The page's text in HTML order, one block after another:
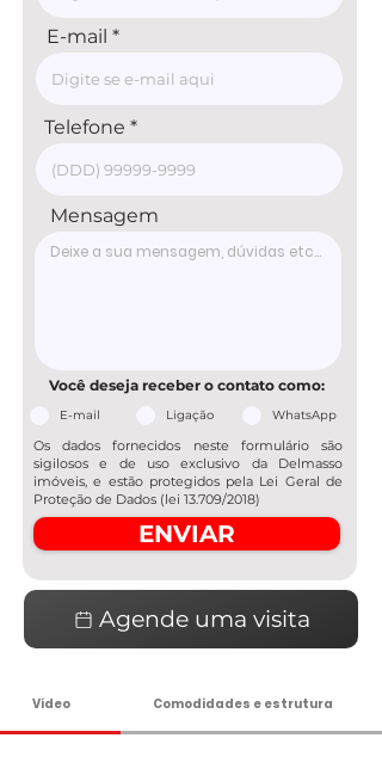
E-mail
Telefone
Mensagem
Você deseja receber o contato como:
E-mail Ligação WhatsApp
Os dados fornecidos neste formulário são
sigilosos e de uso exclusivo da Delmasso
imóveis, e estão protegidos pela Lei Geral de
Proteção de Dados (lei 13.709/2018)
ENVIAR
Agende uma visita
Vídeo Comodidades e estrutura